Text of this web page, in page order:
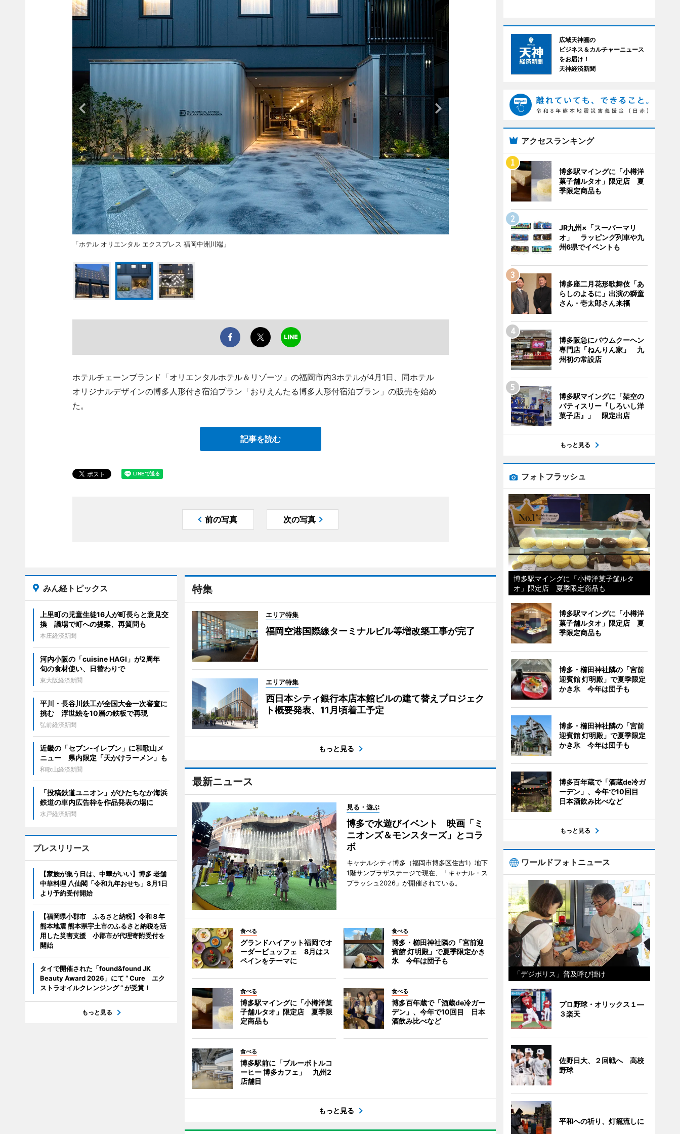
「ホテル オリエンタル エクスプレス 福岡中洲川端」
ホテルチェーンブランド「オリエンタルホテル＆リゾーツ」の福岡市内3ホテルが4月1日、同ホテル
オリジナルデザインの博多人形付き宿泊プラン「おりえんたる博多人形付宿泊プラン」の販売を始め
た。
記事を読む
前の写真 次の写真
特集
エリア特集
福岡空港国際線ターミナルビル等増改築工事が完了
エリア特集
西日本シティ銀行本店本館ビルの建て替えプロジェク
ト概要発表、11月頃着工予定
もっと見る
最新ニュース
見る・遊ぶ
博多で水遊びイベント 映画「ミ
ニオンズ＆モンスターズ」とコラ
ボ
キャナルシティ博多（福岡市博多区住吉1）地下
1階サンプラザステージで現在、「キャナル・ス
プラッシュ2026」が開催されている。
食べる
グランドハイアット福岡でオ
ーダービュッフェ 8月はス
ペインをテーマに
食べる
博多・櫛田神社隣の「宮前迎
賓館 灯明殿」で夏季限定かき
氷 今年は団子も
食べる
博多駅マイングに「小樽洋菓
子舗ルタオ」限定店 夏季限
定商品も
食べる
博多百年蔵で「酒蔵de冷ガー
デン」、今年で10回目 日本
酒飲み比べなど
食べる
博多駅前に「ブルーボトルコ
ーヒー 博多カフェ」 九州2
店舗目
もっと見る
みん経トピックス
上里町の児童生徒16人が町長らと意見交
換 議場で町への提案、再質問も
本庄経済新聞
河内小阪の「cuisine HAGI」が2周年
旬の食材使い、日替わりで
東大阪経済新聞
平川・長谷川鉄工が全国大会一次審査に
挑む 浮世絵を10層の鉄板で再現
弘前経済新聞
近畿の「セブン-イレブン」に和歌山メ
ニュー 県内限定「天かけラーメン」も
和歌山経済新聞
「投稿鉄道ユニオン」がひたちなか海浜
鉄道の車内広告枠を作品発表の場に
水戸経済新聞
プレスリリース
【家族が集う日は、中華がいい】博多 老舗
中華料理 八仙閣「令和九年おせち」8月1日
より予約受付開始
【福岡県小郡市 ふるさと納税】令和８年
熊本地震 熊本県宇土市のふるさと納税を活
用した災害支援 小郡市が代理寄附受付を
開始
タイで開催された「found&found JK
Beauty Award 2026」にて “ Cure エク
ストラオイルクレンジング ” が受賞！
もっと見る
広域天神圏の
ビジネス＆カルチャーニュース
をお届け！
天神経済新聞
アクセスランキング
博多駅マイングに「小樽洋
菓子舗ルタオ」限定店 夏
季限定商品も
JR九州×「スーパーマリ
オ」 ラッピング列車や九
州6県でイベントも
博多座二月花形歌舞伎「あ
らしのよるに」出演の獅童
さん・壱太郎さん来福
博多阪急にバウムクーヘン
専門店「ねんりん家」 九
州初の常設店
博多駅マイングに「架空の
パティスリー『しろいし洋
菓子店』」 限定出店
もっと見る
フォトフラッシュ
博多駅マイングに「小樽洋菓子舗ルタ
オ」限定店 夏季限定商品も
博多駅マイングに「小樽洋
菓子舗ルタオ」限定店 夏
季限定商品も
博多・櫛田神社隣の「宮前
迎賓館 灯明殿」で夏季限定
かき氷 今年は団子も
博多・櫛田神社隣の「宮前
迎賓館 灯明殿」で夏季限定
かき氷 今年は団子も
博多百年蔵で「酒蔵de冷ガ
ーデン」、今年で10回目
日本酒飲み比べなど
もっと見る
ワールドフォトニュース
「デジポリス」普及呼び掛け
プロ野球・オリックス１―
３楽天
佐野日大、２回戦へ 高校
野球
平和への祈り、灯籠流しに